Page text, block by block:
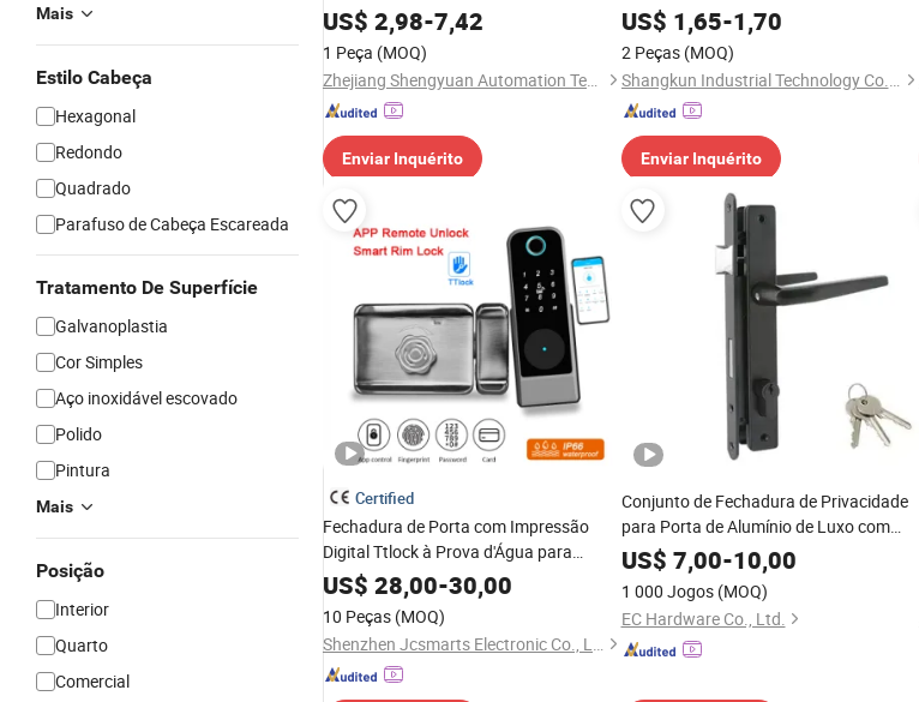
Mais
Estilo Cabeça
Hexagonal
Redondo
Quadrado
Parafuso de Cabeça Escareada
Tratamento De Superfície
Galvanoplastia
Cor Simples
Aço inoxidável escovado
Polido
Pintura
Mais
Posição
Interior
Quarto
Comercial
Ms309-3
US$ 2,98-7,42
1 Peça (MOQ)
Zhejiang Shengyuan Automation Technology Co., Ltd.
Enviar Inquérito
US$ 1,65-1,70
2 Peças (MOQ)
Shangkun Industrial Technology Co., Ltd.
Enviar Inquérito
Certified
Fechadura de Porta com Impressão
Digital Ttlock à Prova d'Água para
Exterior com WiFi
US$ 28,00-30,00
10 Peças (MOQ)
Shenzhen Jcsmarts Electronic Co., Limited
Conjunto de Fechadura de Privacidade
para Porta de Alumínio de Luxo com
Manípulo
US$ 7,00-10,00
1 000 Jogos (MOQ)
EC Hardware Co., Ltd.